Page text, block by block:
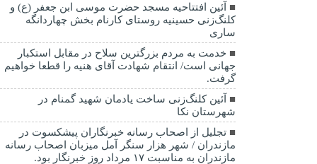
آئین افتتاحیه مسجد حضرت موسی ابن جعفر (ع) و
کلنگ‌زنی حسینیه روستای کارنام بخش چهاردانگه
ساری
خدمت به مردم بزرگترین سلاح در مقابل استکبار
جهانی است/ انتقام شهادت آقای هنیه را قطعا خواهیم
گرفت.
آئین کلنگ‌زنی ساخت یادمان شهید گمنام در
شهرستان نکا
تجلیل از اصحاب رسانه خبرنگاران پیشکسوت در
مازندران / شهر هزار سنگر آمل میزبان اصحاب رسانه
مازندران به مناسبت ۱۷ مرداد روز خبرنگار بود.